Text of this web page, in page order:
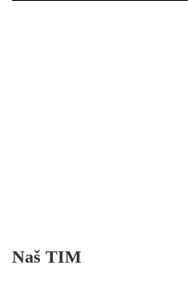
Naš TIM